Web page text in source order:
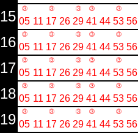
15 ③ ③ ③ ③ ③
05 11 17 26 29 41 44 53 56
16 ③ ③ ③ ③ ③
05 11 17 26 29 41 44 53 56
17 ③ ③ ③ ③ ③
05 11 17 26 29 41 44 53 56
18 ③ ③ ③ ③ ③
05 11 17 26 29 41 44 53 56
19 ③ ③ ③ ③ ③
05 11 17 26 29 41 44 53 56